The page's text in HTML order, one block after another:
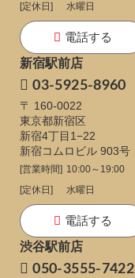
[定休日]
水曜日
電話する
新宿駅前店
03-5925-8960
〒 160-0022
東京都新宿区
新宿4丁目1−22
新宿コムロビル 903号
[営業時間] 10:00～19:00
[定休日]
水曜日
電話する
渋谷駅前店
050-3555-7422